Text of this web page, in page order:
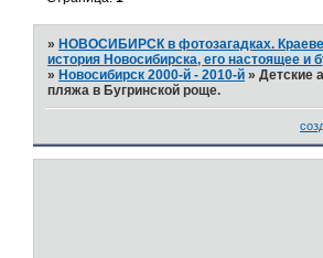
» НОВОСИБИРСК в фотозагадках.
история Новосибирска, его настоящее и
» Новосибирск 2000-й - 2010-й »Детские
пляжа в Бугринской роще.